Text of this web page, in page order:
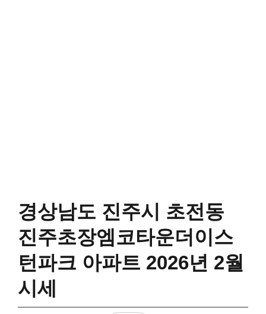
경상남도 진주시 초전동
진주초장엠코타운더이스
턴파크 아파트 2026년 2월
시세